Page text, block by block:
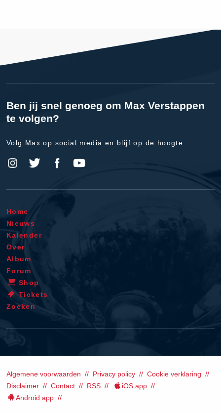
Ben jij snel genoeg om Max Verstappen
te volgen?
Volg Max op social media en blijf op de hoogte.
Home
Nieuws
Kalender
Over
Album
Forum
Shop
Tickets
Zoeken
Algemene voorwaarden Privacy policy
Cookie verklaring
Disclaimer
Contact RSS
iOS app
Android app